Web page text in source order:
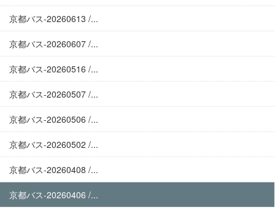
京都バス-20260613 /...
京都バス-20260607 /...
京都バス-20260516 /...
京都バス-20260507 /...
京都バス-20260506 /...
京都バス-20260502 /...
京都バス-20260408 /...
京都バス-20260406 /...